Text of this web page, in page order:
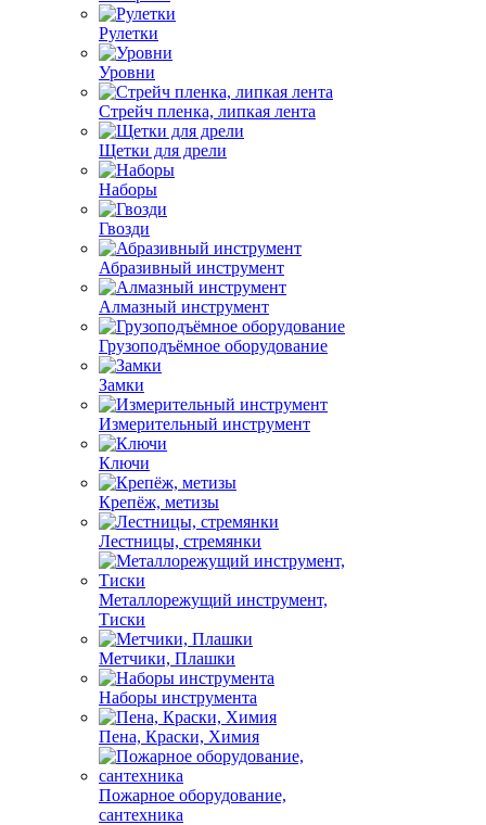
Рулетки
Уровни
Стрейч пленка, липкая лента
Щетки для дрели
Наборы
Гвозди
Абразивный инструмент
Алмазный инструмент
Грузоподъёмное оборудование
Замки
Измерительный инструмент
Ключи
Крепёж, метизы
Лестницы, стремянки
Металлорежущий инструмент,
Тиски
Метчики, Плашки
Наборы инструмента
Пена, Краски, Химия
Пожарное оборудование,
сантехника